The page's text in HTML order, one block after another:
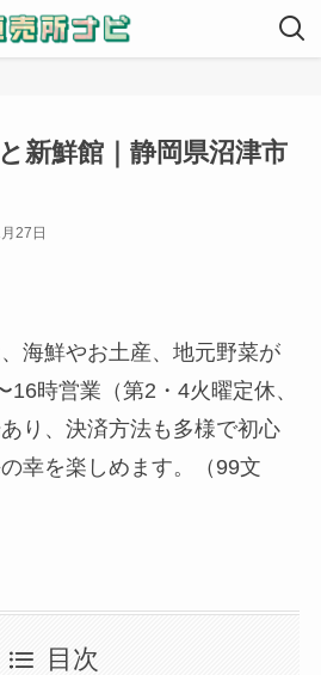
新鮮館｜静岡県沼津市
27日
海鮮やお土産、地元野菜が
時営業（第2・4火曜定休、
り、決済方法も多様で初心
幸を楽しめます。（99文
目次